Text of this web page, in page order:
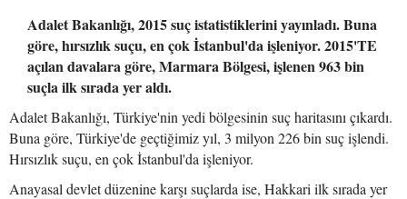
Adalet Bakanlığı, 2015 suç istatistiklerini yayınladı. Buna
göre, hırsızlık suçu, en çok İstanbul'da işleniyor. 2015'TE
açılan davalara göre, Marmara Bölgesi, işlenen 963 bin
suçla ilk sırada yer aldı.
Adalet Bakanlığı, Türkiye'nin yedi bölgesinin suç haritasını çıkardı.
Buna göre, Türkiye'de geçtiğimiz yıl, 3 milyon 226 bin suç işlendi.
Hırsızlık suçu, en çok İstanbul'da işleniyor.
Anayasal devlet düzenine karşı suçlarda ise, Hakkari ilk sırada yer